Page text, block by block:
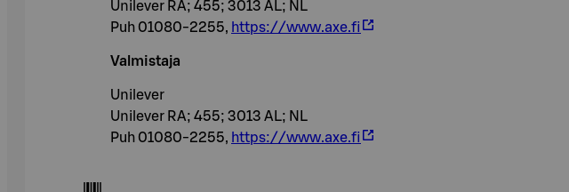
Unilever RA; 455; 3013 AL; NL
Puh 01080-2255, https://www.axe.fi
Valmistaja
Unilever
Unilever RA; 455; 3013 AL; NL
Puh 01080-2255, https://www.axe.fi